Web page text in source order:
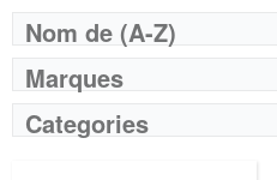
Nom de (A-Z)
Marques
Categories